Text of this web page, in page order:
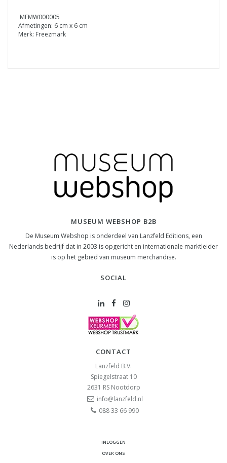
MFMW000005
Afmetingen: 6 cm x 6 cm
Merk: Freezmark
MUSEUM WEBSHOP B2B
De Museum Webshop is onderdeel van Lanzfeld Editions, een
Nederlands bedrijf dat in 2003 is opgericht en internationale marktleider
is op het gebied van museum merchandise.
SOCIAL
CONTACT
Lanzfeld B.V.
Spiegelstraat 10
2631 RS Nootdorp
info@lanzfeld.nl
088 33 66 990
INLOGGEN
OVER ONS